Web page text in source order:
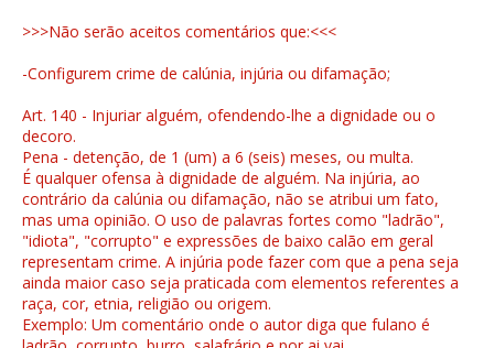
>>>Não serão aceitos comentários que:<<<
-Configurem crime de calúnia, injúria ou difamação;
Art. 140 - Injuriar alguém, ofendendo-lhe a dignidade ou o
decoro.
Pena - detenção, de 1 (um) a 6 (seis) meses, ou multa.
É qualquer ofensa à dignidade de alguém. Na injúria, ao
contrário da calúnia ou difamação, não se atribui um fato,
mas uma opinião. O uso de palavras fortes como "ladrão",
"idiota", "corrupto" e expressões de baixo calão em geral
representam crime. A injúria pode fazer com que a pena seja
ainda maior caso seja praticada com elementos referentes a
raça, cor, etnia, religião ou origem.
Exemplo: Um comentário onde o autor diga que fulano é